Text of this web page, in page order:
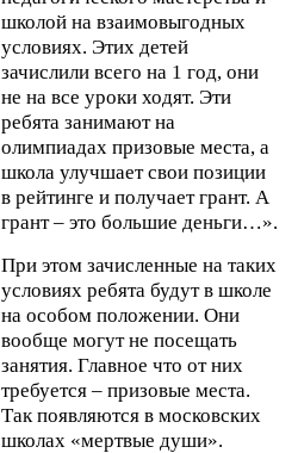
школой на взаимовыгодных
условиях. Этих детей
зачислили всего на 1 год, они
не на все уроки ходят. Эти
ребята занимают на
олимпиадах призовые места, а
школа улучшает свои позиции
в рейтинге и получает грант. А
грант – это большие деньги…».
При этом зачисленные на таких
условиях ребята будут в школе
на особом положении. Они
вообще могут не посещать
занятия. Главное что от них
требуется – призовые места.
Так появляются в московских
школах «мертвые души».